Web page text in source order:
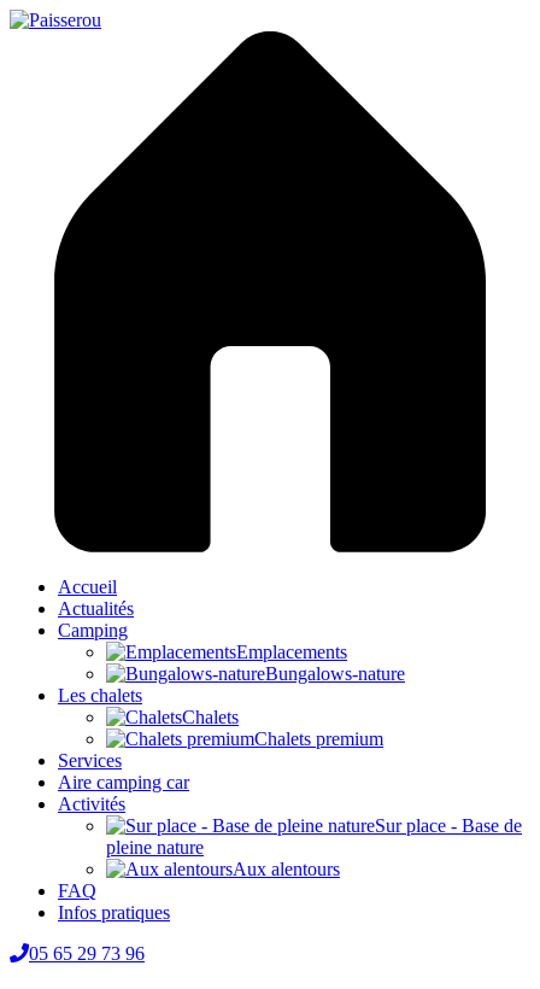
Accueil
Actualités
Camping
Emplacements
Bungalows-nature
Les chalets
Chalets
Chalets premium
Services
Aire camping car
Activités
Sur place - Base de
pleine nature
Aux alentours
FAQ
Infos pratiques
05 65 29 73 96